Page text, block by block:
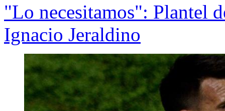
"Lo necesitamos": Plantel
Ignacio Jeraldino